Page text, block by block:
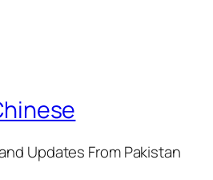
Updates From Pakistan